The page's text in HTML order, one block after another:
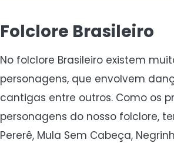
Folclore Brasileiro
No folclore Brasileiro existem
personagens, que envolvem
cantigas entre outros. Como os
personagens do nosso folclore,
Pererê, Mula Sem Cabeça,